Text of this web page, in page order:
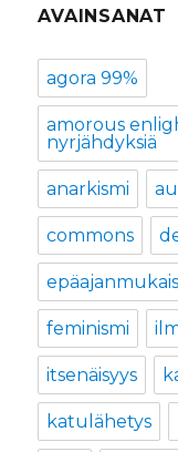
AVAINSANAT
agora 99%
amorous
nyrjähdyksiä
anarkismi
commons
feminismi
itsenäisyys
katulähetys